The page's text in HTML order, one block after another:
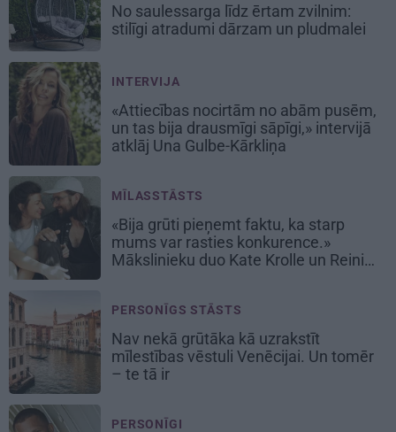
No saulessarga līdz ērtam zvilnim:
stilīgi atradumi dārzam un pludmalei
INTERVIJA
«Attiecības nocirtām no abām pusēm,
un tas bija drausmīgi sāpīgi,» intervijā
atklāj Una Gulbe-Kārkliņa
MĪLASSTĀSTS
«Bija grūti pieņemt faktu, ka starp
mums var rasties konkurence.»
Mākslinieku duo Kate Krolle un Reinis
PERSONĪGS STĀSTS
Nav nekā grūtāka kā uzrakstīt
mīlestības vēstuli Venēcijai. Un tomēr
– te tā ir
PERSONĪGI